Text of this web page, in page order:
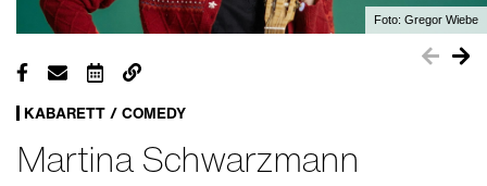
Foto: Gregor Wiebe
KABARETT / COMEDY
Martina Schwarzmann